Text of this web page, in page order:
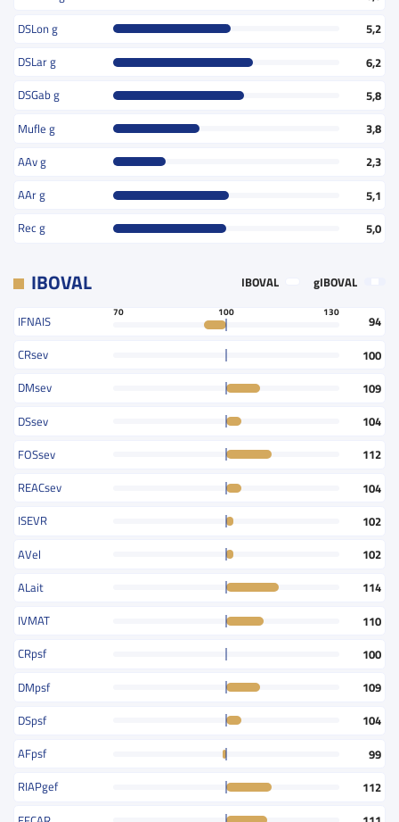
DSLon g
5,2
DSLar g
6,2
DSGab g
5,8
Mufle g
3,8
AAv g
2,3
AAr g
5,1
Rec g
5,0
IBOVAL IBOVAL gIBOVAL
IFNAIS
70 100 130
94
CRsev
100
DMsev
109
DSsev
104
FOSsev
112
REACsev
104
ISEVR
102
AVel
102
ALait
114
IVMAT
110
CRpsf
100
DMpsf
109
DSpsf
104
AFpsf
99
RIAPgef
112